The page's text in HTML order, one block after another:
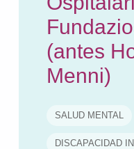
(antes
Menni)
SALUD MENTAL
DISCAPACIDAD